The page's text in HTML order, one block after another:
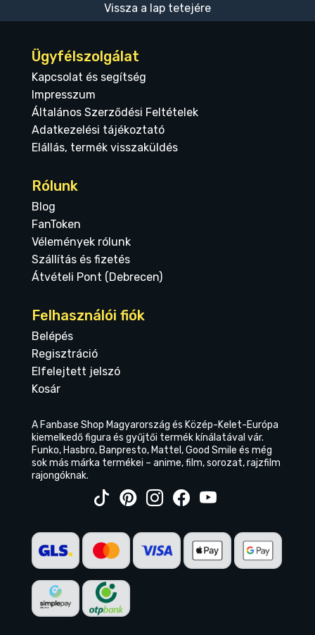
Vissza a lap tetejére
Ügyfélszolgálat
Kapcsolat és segítség
Impresszum
Általános Szerződési Feltételek
Adatkezelési tájékoztató
Elállás, termék visszaküldés
Rólunk
Blog
FanToken
Vélemények rólunk
Szállítás és fizetés
Átvételi Pont (Debrecen)
Felhasználói fiók
Belépés
Regisztráció
Elfelejtett jelszó
Kosár
A Fanbase Shop Magyarország és Közép-Kelet-Európa
kiemelkedő figura és gyűjtői termék kínálatával vár.
Funko, Hasbro, Banpresto, Mattel, Good Smile és még
sok más márka termékei – anime, film, sorozat, rajzfilm
rajongóknak.